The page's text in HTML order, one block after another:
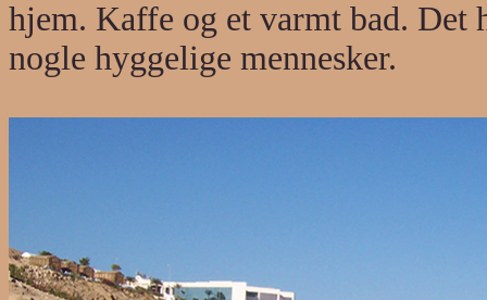
hjem. Kaffe og et varmt bad. Det
nogle hyggelige mennesker.